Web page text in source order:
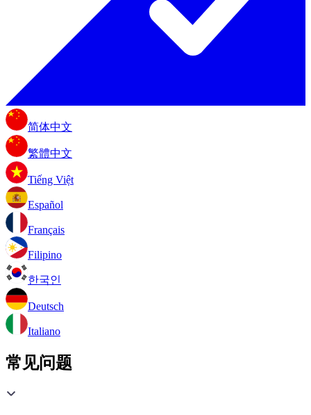
简体中文
繁體中文
Tiếng Việt
Español
Français
Filipino
한국인
Deutsch
Italiano
常见问题